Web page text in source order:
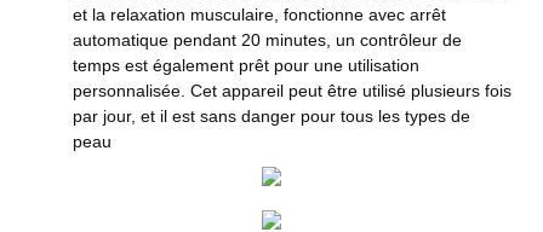
et la relaxation musculaire, fonctionne avec arrêt
automatique pendant 20 minutes, un contrôleur de
temps est également prêt pour une utilisation
personnalisée. Cet appareil peut être utilisé plusieurs fois
par jour, et il est sans danger pour tous les types de
peau